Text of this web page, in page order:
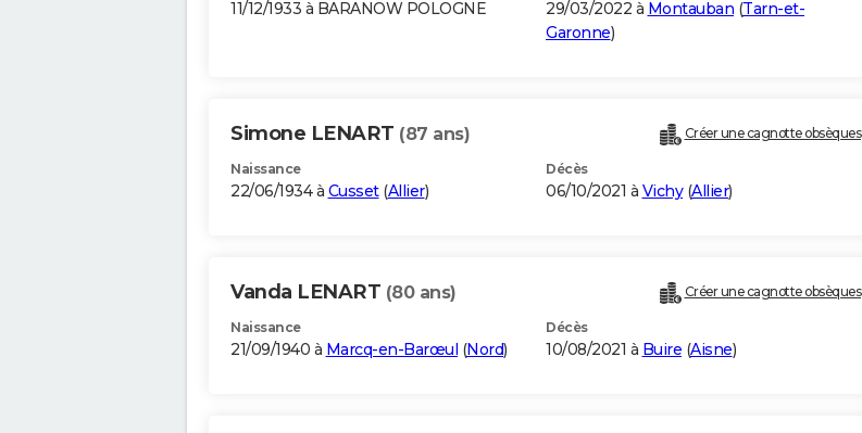
11/12/1933 à BARANOW POLOGNE 29/03/2022 à Montauban (Tarn-et-
Garonne)
Simone LENART (87 ans) Créer une cagnotte obsèques
Naissance
22/06/1934 à Cusset(Allier)
Décès
06/10/2021 à Vichy(Allier)
Vanda LENART (80 ans) Créer une cagnotte obsèques
Naissance
21/09/1940 à Marcq-en-Barœul (Nord)
Décès
10/08/2021 à Buire (Aisne)